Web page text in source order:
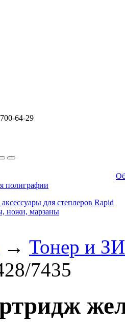
700-64-29
полиграфии
для степлеров Rapid
ножи, марзаны
→ Тонер и
7435